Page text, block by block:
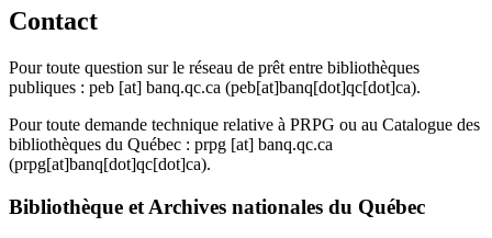
Contact
Pour toute question sur le réseau de prêt entre bibliothèques
publiques : peb [at] banq.qc.ca (peb[at]banq[dot]qc[dot]ca).
Pour toute demande technique relative à PRPG ou au Catalogue des
bibliothèques du Québec : prpg [at] banq.qc.ca
(prpg[at]banq[dot]qc[dot]ca).
Bibliothèque et Archives nationales du Québec